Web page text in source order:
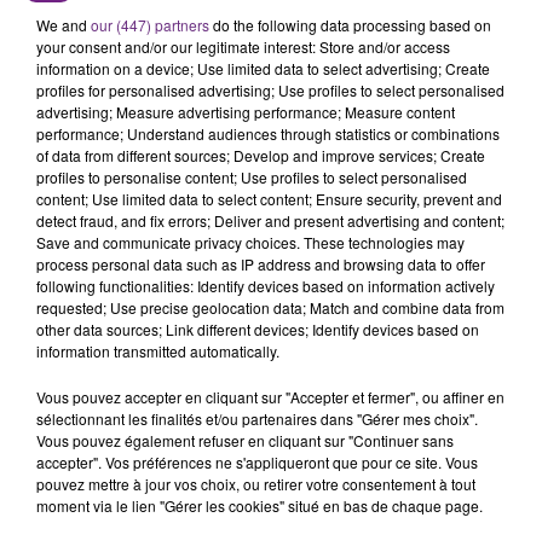
SES PORTES
C'était l'une des institutions du centre-ville
rémois. Le magasin JouéClub est contraint de
fermer ses portes.
TITRES DIFFUSÉS
5h22
5h22
SNOW PATROL
Chasing Cars
5h19
5h19
TAYLOR SWIFT
I Knew It, I Knew You
5h17
5h17 5h14
5h14
We and our (447) partnersdo the following data processing based on
your consent and/or our legitimate interest: Store and/or access
information on a device; Use limited data to select advertising; Create
profiles for personalised advertising; Use profiles to select personalised
advertising; Measure advertising performance; Measure content
performance; Understand audiences through statistics or combinations
of data from different sources; Develop and improve services; Create
profiles to personalise content; Use profiles to select personalised
content; Use limited data to select content; Ensure security, prevent and
detect fraud, and fix errors; Deliver and present advertising and content;
Save and communicate privacy choices. These technologies may
process personal data such as IP address and browsing data to offer
following functionalities: Identify devices based on information actively
requested; Use precise geolocation data; Match and combine data from
other data sources; Link different devices; Identify devices based on
information transmitted automatically.
Vous pouvez accepter en cliquant sur "Accepter et fermer", ou affiner en
sélectionnant les finalités et/ou partenaires dans "Gérer mes choix".
Vous pouvez également refuser en cliquant sur "Continuer sans
accepter". Vos préférences ne s'appliqueront que pour ce site. Vous
pouvez mettre à jour vos choix, ou retirer votre consentement à tout
moment via le lien "Gérer les cookies" situé en bas de chaque page.